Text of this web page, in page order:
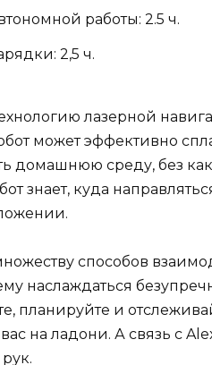
работы: 2.5 ч.
2,5 ч.
лазерной
может эффективно
домашнюю среду, без
знает, куда
способов
наслаждаться
планируйте и
на ладони. А связь с